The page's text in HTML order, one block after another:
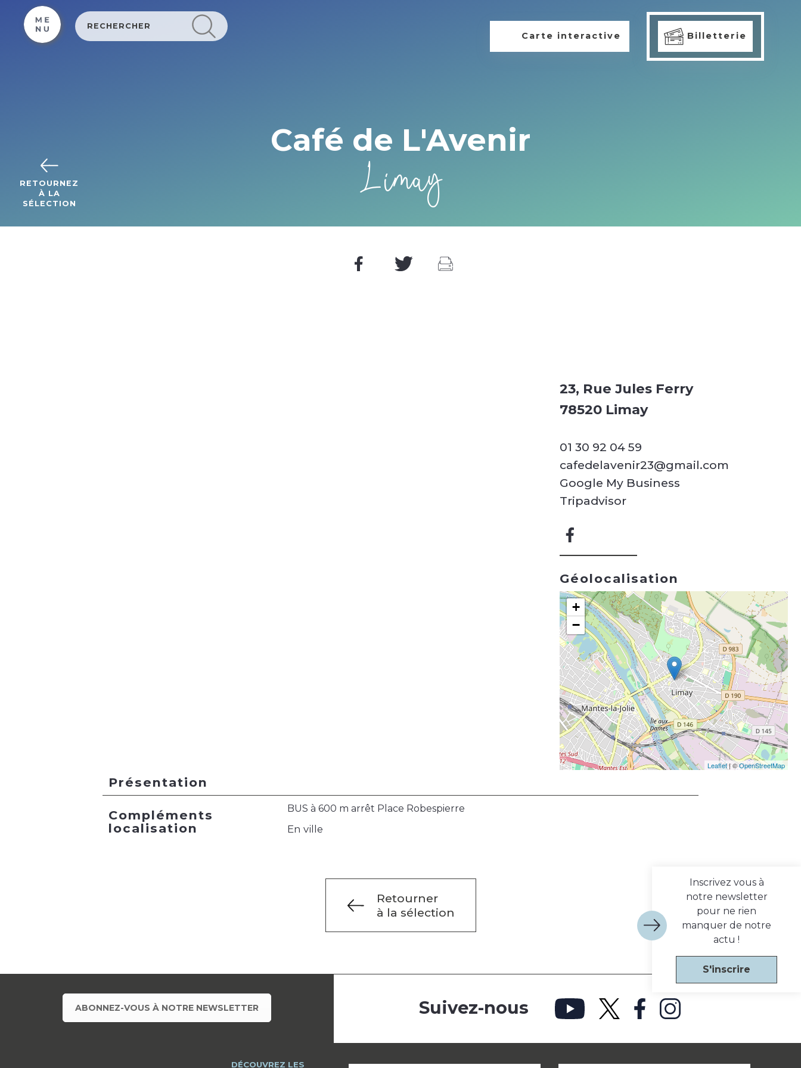
Carte interactive Billetterie
RETOURNEZ
À LA
SÉLECTION
Café de L'Avenir
Limay
23, Rue Jules Ferry
78520 Limay
01 30 92 04 59
cafedelavenir23@gmail.com
Google My Business
Tripadvisor
Géolocalisation
+
−
Leaflet| ©OpenStreetMap
Présentation
Compléments
localisation
BUS à 600 m arrêt Place Robespierre
En ville
Retourner
à la sélection
Inscrivez vous à
notre newsletter
pour ne rien
manquer de notre
actu !
S'inscrire
ABONNEZ-VOUS À NOTRE NEWSLETTER
DÉCOUVREZ LES
Suivez-nous
Cookies management panel